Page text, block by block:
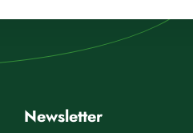
Newsletter